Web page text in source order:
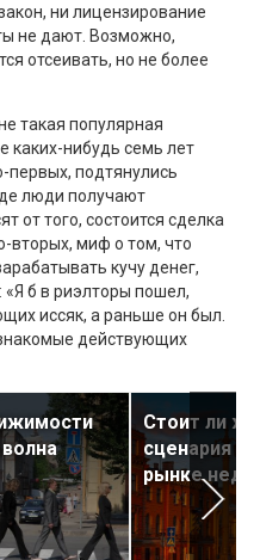
ни лицензирование
не дают. Возможно,
отсеивать, но не более
такая популярная
каких-нибудь семь лет
первых, подтянулись
люди получают
от того, состоится сделка
вторых, миф о том, что
кучу денег,
«Я б в риэлторы пошел,
иссяк, а раньше он был.
действующих
Стоит ли
сценария
рынке